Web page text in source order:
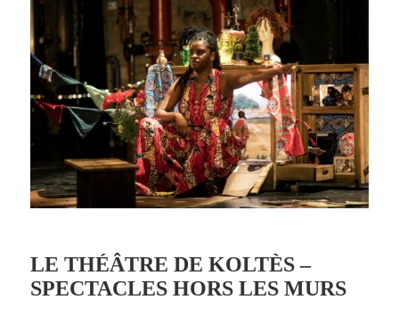
LE THÉÂTRE DE KOLTÈS –
SPECTACLES HORS LES MURS